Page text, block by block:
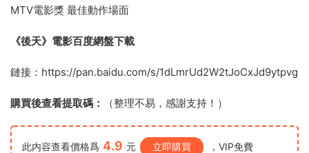
MTV電影獎 最佳動作場面
《後天》電影百度網盤下載
鏈接：https://pan.baidu.com/s/1dLmrUd2W2tJoCxJd9ytpvg
購買後查看提取碼： （整理不易，感謝支持！）
此内容查看價格爲 4.9 元 立即購買
，VIP免費